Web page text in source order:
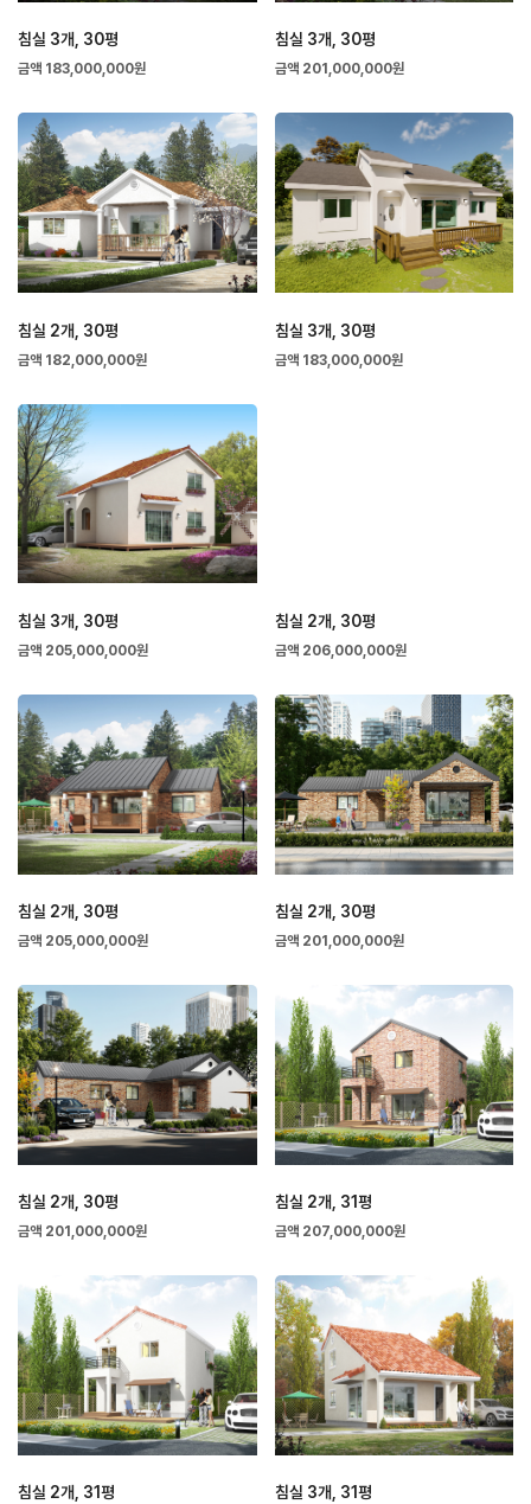
침실 3개, 30평
금액 183,000,000원
침실 3개, 30평
금액 201,000,000원
침실 2개, 30평
금액 182,000,000원
침실 3개, 30평
금액 183,000,000원
침실 3개, 30평
금액 205,000,000원
침실 2개, 30평
금액 206,000,000원
침실 2개, 30평
금액 205,000,000원
침실 2개, 30평
금액 201,000,000원
침실 2개, 30평
금액 201,000,000원
침실 2개, 31평
금액 207,000,000원
침실 2개, 31평 침실 3개, 31평